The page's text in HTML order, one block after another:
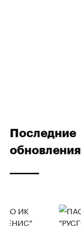
Последние
обновления